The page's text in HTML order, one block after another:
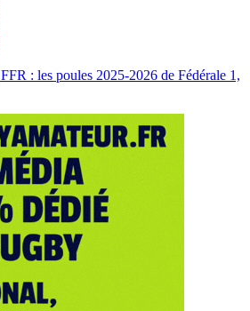
FFR : les poules 2025-2026 de Fédérale 1,